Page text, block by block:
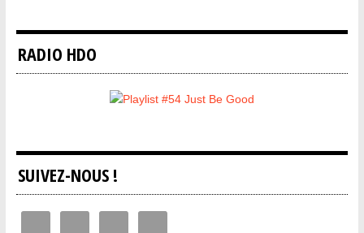
RADIO HDO
SUIVEZ-NOUS !